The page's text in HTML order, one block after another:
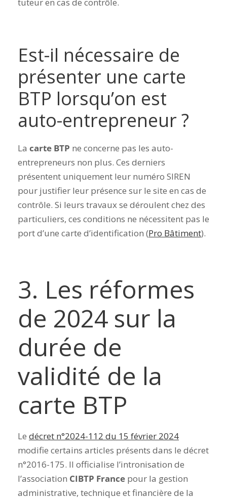
Est-il nécessaire de
présenter une carte
BTP lorsqu’on est
auto-entrepreneur ?
La carte BTP ne concerne pas les auto-
entrepreneurs non plus. Ces derniers
présentent uniquement leur numéro SIREN
pour justifier leur présence sur le site en cas de
contrôle. Si leurs travaux se déroulent chez des
particuliers, ces conditions ne nécessitent pas le
port d’une carte d’identification (Pro Bâtiment).
3. Les réformes
de 2024 sur la
durée de
validité de la
carte BTP
Le décret n°2024-112 du 15 février 2024
modifie certains articles présents dans le décret
n°2016-175. Il officialise l’intronisation de
l’association CIBTP France pour la gestion
administrative, technique et financière de la